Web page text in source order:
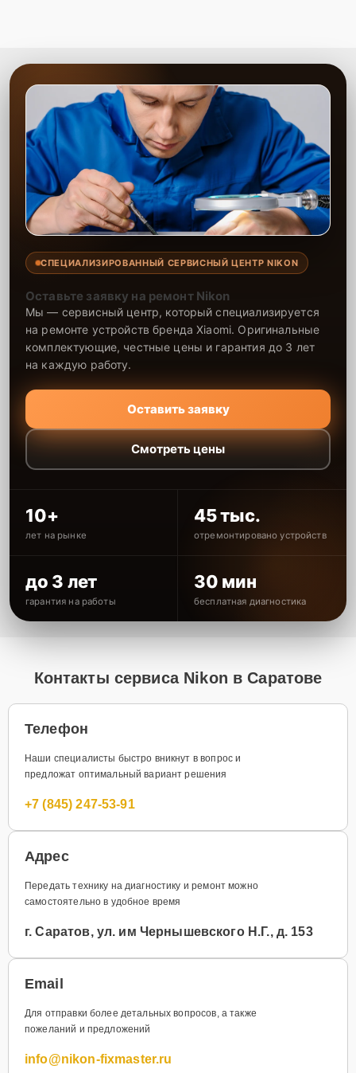
СПЕЦИАЛИЗИРОВАННЫЙ СЕРВИСНЫЙ ЦЕНТР NIKON
Оставьте заявку на ремонт Nikon
Мы — сервисный центр, который специализируется
на ремонте устройств бренда Xiaomi. Оригинальные
комплектующие, честные цены и гарантия до 3 лет
на каждую работу.
Оставить заявку
Смотреть цены
10+
лет на рынке
45 тыс.
отремонтировано устройств
до 3 лет
гарантия на работы
30 мин
бесплатная диагностика
Контакты сервиса Nikon в Саратове
Телефон
Наши специалисты быстро вникнут в вопрос и
предложат оптимальный вариант решения
+7 (845) 247-53-91
Адрес
Передать технику на диагностику и ремонт можно
самостоятельно в удобное время
г. Саратов, ул. им Чернышевского Н.Г., д. 153
Email
Для отправки более детальных вопросов, а также
пожеланий и предложений
info@nikon-fixmaster.ru